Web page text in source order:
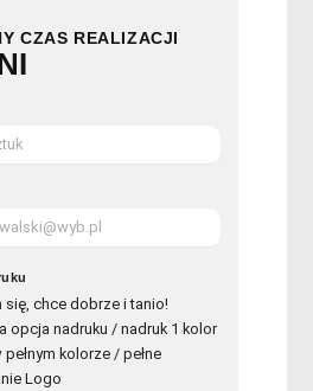
CZAS REALIZACJI
się, chce dobrze i tanio!
opcja nadruku / nadruk 1 kolor
pełnym kolorze / pełne
Logo